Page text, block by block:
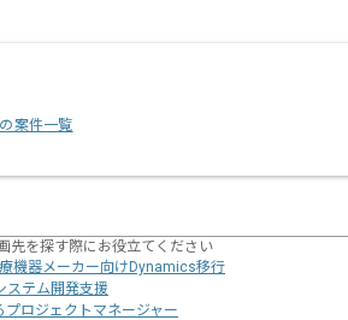
案件一覧
先を探す際にお役立てください
機器メーカー向けDynamics移行
ステム開発支援
プロジェクトマネージャー